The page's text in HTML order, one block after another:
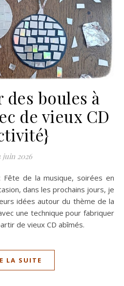
boules à
de vieux CD
juin 2026
dans les prochains jours, je
idées autour du thème de la
une technique pour fabriquer
de vieux CD abîmés.
LA SUITE